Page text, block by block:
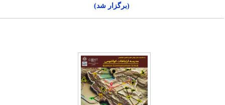
(برگزار شد)